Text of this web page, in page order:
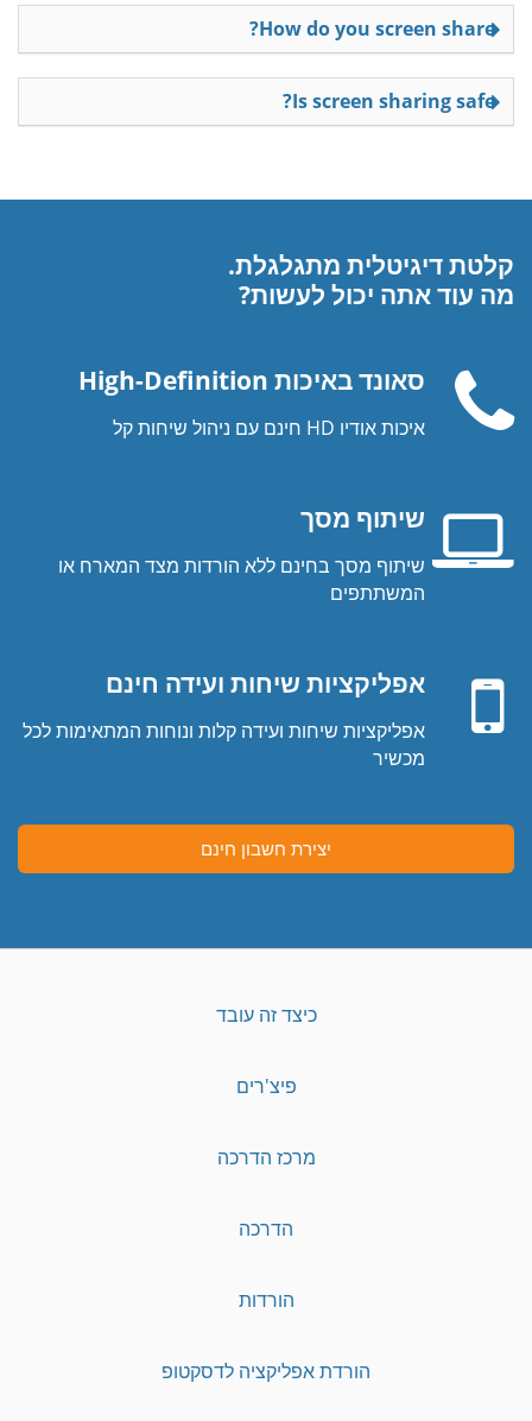
How do you screen share?
Is screen sharing safe?
קלטת דיגיטלית מתגלגלת.
מה עוד אתה יכול לעשות?
סאונד באיכות High-Definition
איכות אודיו HD חינם עם ניהול שיחות קל
שיתוף מסך
שיתוף מסך בחינם ללא הורדות מצד המארח או
המשתתפים
אפליקציות שיחות ועידה חינם
אפליקציות שיחות ועידה קלות ונוחות המתאימות לכל
מכשיר
יצירת חשבון חינם
כיצד זה עובד
פיצ'רים
מרכז הדרכה
הדרכה
הורדות
הורדת אפליקציה לדסקטופ